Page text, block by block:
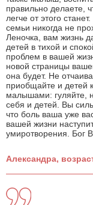
правильно делаете,
легче от этого
семьи никогда не
Леночка, вам жизнь
детей в тихой и
проблем в вашей
новой страницы
она будет. Не
приобщайте и детей
малышами: гуляйте,
себя и детей. Вы
что боль ваша уже
вашей жизни
умиротворения. Бог
Александра,